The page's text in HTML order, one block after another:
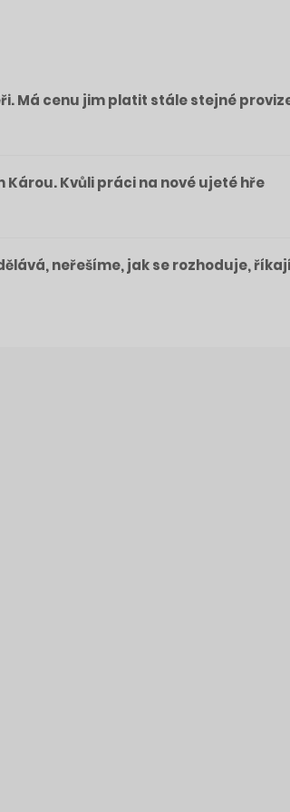
Má cenu jim platit stále stejné
Kvůli práci na nové ujeté hře
neřešíme, jak se rozhoduje,